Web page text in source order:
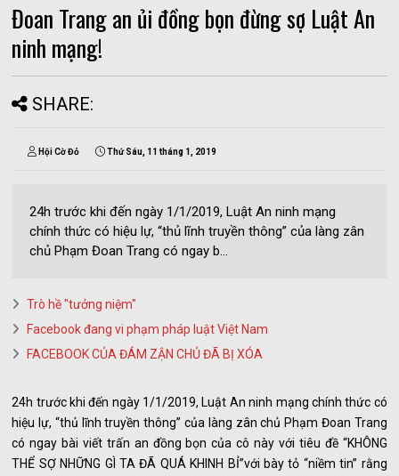
Đoan Trang an ủi đồng bọn đừng sợ Luật An
ninh mạng!
SHARE:
Hội Cờ Đỏ Thứ Sáu, 11 tháng 1, 2019
24h trước khi đến ngày 1/1/2019, Luật An ninh mạng
chính thức có hiệu lự, “thủ lĩnh truyền thông” của làng zân
chủ Phạm Đoan Trang có ngay b...
Trò hề "tưởng niệm"
Facebook đang vi phạm pháp luật Việt Nam
FACEBOOK CỦA ĐÁM ZẬN CHỦ ĐÃ BỊ XÓA
24h trước khi đến ngày 1/1/2019, Luật An ninh mạng chính thức có
hiệu lự, “thủ lĩnh truyền thông” của làng zân chủ Phạm Đoan Trang
có ngay bài viết trấn an đồng bọn của cô này với tiêu đề “KHÔNG
THỂ SỢ NHỮNG GÌ TA ĐÃ QUÁ KHINH BỈ”với bày tỏ “niềm tin” rằng